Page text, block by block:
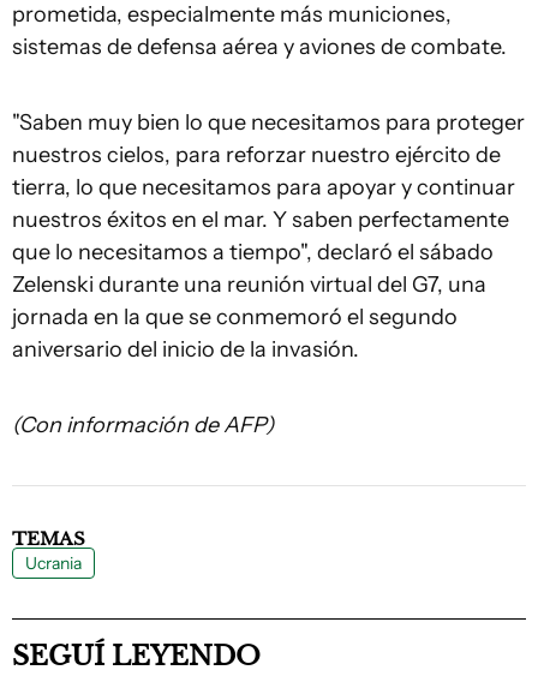
prometida, especialmente más municiones,
sistemas de defensa aérea y aviones de combate.
"Saben muy bien lo que necesitamos para proteger
nuestros cielos, para reforzar nuestro ejército de
tierra, lo que necesitamos para apoyar y continuar
nuestros éxitos en el mar. Y saben perfectamente
que lo necesitamos a tiempo", declaró el sábado
Zelenski durante una reunión virtual del G7, una
jornada en la que se conmemoró el segundo
aniversario del inicio de la invasión.
(Con información de AFP)
TEMAS
Ucrania
SEGUÍ LEYENDO